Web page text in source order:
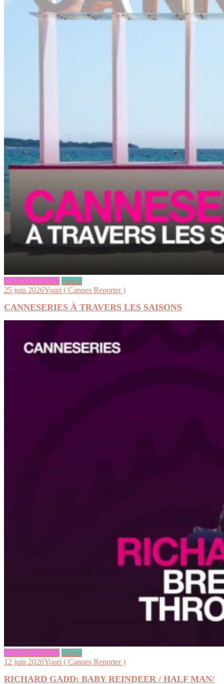
CANNESERIES videos
25 juin 2026Youri ( Cannes Reporter )
CANNESERIES À TRAVERS LES SAISONS
CANNESERIES videos
12 juin 2026Youri ( Cannes Reporter )
RICHARD GADD: BABY REINDEER / HALF MAN/